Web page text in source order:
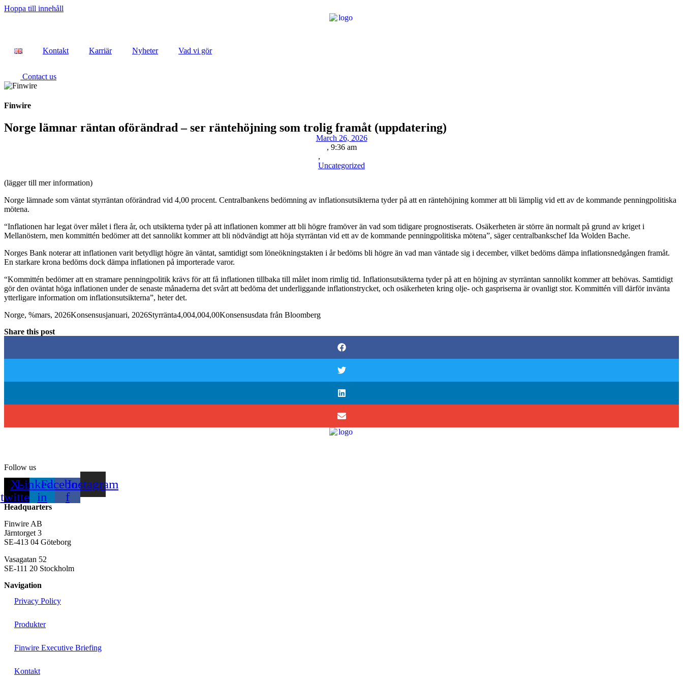
Hoppa till innehåll
Kontakt Karriär Nyheter Vad vi gör
Contact us
Finwire
Norge lämnar räntan oförändrad – ser räntehöjning som trolig framåt (uppdatering)
March 26, 2026
, 9:36 am
,
Uncategorized
(lägger till mer information)
Norge lämnade som väntat styrräntan oförändrad vid 4,00 procent. Centralbankens bedömning av inflationsutsikterna tyder på att en räntehöjning kommer att bli lämplig vid ett av de kommande penningpolitiska
mötena.
“Inflationen har legat över målet i flera år, och utsikterna tyder på att inflationen kommer att bli högre framöver än vad som tidigare prognostiserats. Osäkerheten är större än normalt på grund av kriget i
Mellanöstern, men kommittén bedömer att det sannolikt kommer att bli nödvändigt att höja styrräntan vid ett av de kommande penningpolitiska mötena”, säger centralbankschef Ida Wolden Bache.
Norges Bank noterar att inflationen varit betydligt högre än väntat, samtidigt som löneökningstakten i år bedöms bli högre än vad man väntade sig i december, vilket bedöms dämpa inflationsnedgången framåt.
En starkare krona bedöms dock dämpa inflationen på importerade varor.
“Kommittén bedömer att en stramare penningpolitik krävs för att få inflationen tillbaka till målet inom rimlig tid. Inflationsutsikterna tyder på att en höjning av styrräntan sannolikt kommer att behövas. Samtidigt
gör den oväntat höga inflationen under de senaste månaderna det svårt att bedöma det underliggande inflationstrycket, och osäkerheten kring olje- och gaspriserna är ovanligt stor. Kommittén vill därför invänta
ytterligare information om inflationsutsikterna”, heter det.
Norge, %mars, 2026Konsensusjanuari, 2026Styrränta4,004,004,00Konsensusdata från Bloomberg
Share this post
Follow us
X-
twitter
Linkedin-
in
Facebook-
f
Instagram
Headquarters
Finwire AB
Järntorget 3
SE-413 04 Göteborg
Vasagatan 52
SE-111 20 Stockholm
Navigation
Privacy Policy
Produkter
Finwire Executive Briefing
Kontakt